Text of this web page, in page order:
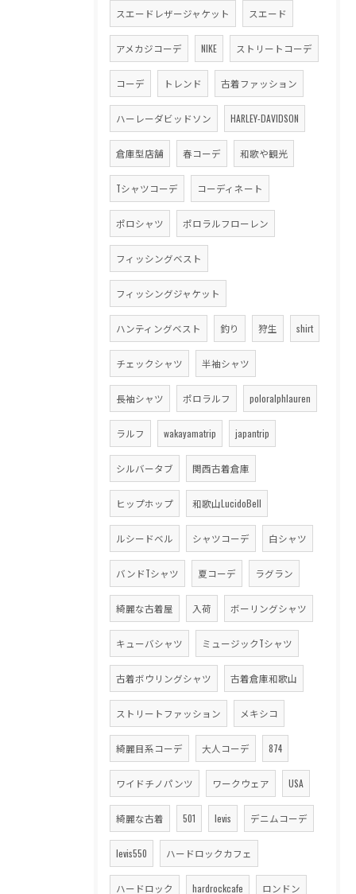
スエードレザージャケット スエード
アメカジコーデ NIKE ストリートコーデ
コーデ トレンド 古着ファッション
ハーレーダビッドソン HARLEY-DAVIDSON
倉庫型店舗 春コーデ 和歌や観光
Tシャツコーデ コーディネート
ポロシャツ ポロラルフローレン
フィッシングベスト
フィッシングジャケット
ハンティングベスト 釣り 狩生 shirt
チェックシャツ 半袖シャツ
長袖シャツ ポロラルフ poloralphlauren
ラルフ wakayamatrip japantrip
シルバータブ 関西古着倉庫
ヒップホップ 和歌山LucidoBell
ルシードベル シャツコーデ 白シャツ
バンドTシャツ 夏コーデ ラグラン
綺麗な古着屋 入荷 ボーリングシャツ
キューバシャツ ミュージックTシャツ
古着ボウリングシャツ 古着倉庫和歌山
ストリートファッション メキシコ
綺麗目系コーデ 大人コーデ 874
ワイドチノパンツ ワークウェア USA
綺麗な古着 501 levis デニムコーデ
levis550 ハードロックカフェ
ハードロック hardrockcafe ロンドン